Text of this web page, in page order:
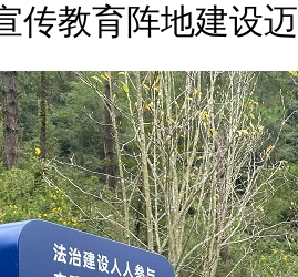
传教育阵地建设